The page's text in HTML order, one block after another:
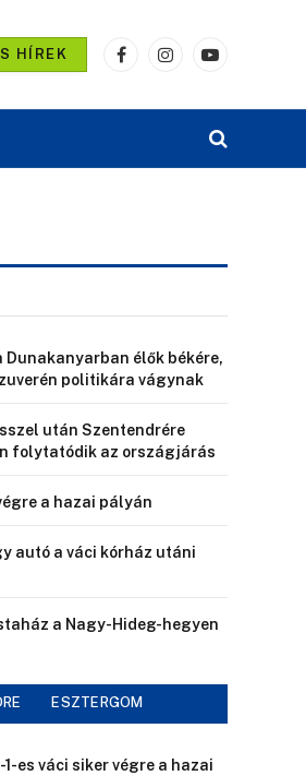
HÍREK
FacebookInstagramYouTube
Dunakanyarban élők békére,
politikára vágynak
után Szentendrére
folytatódik az országjárás
a hazai pályán
autó a váci kórház utáni
a Nagy-Hideg-hegyen
ESZTERGOM
1-es váci siker végre a hazai